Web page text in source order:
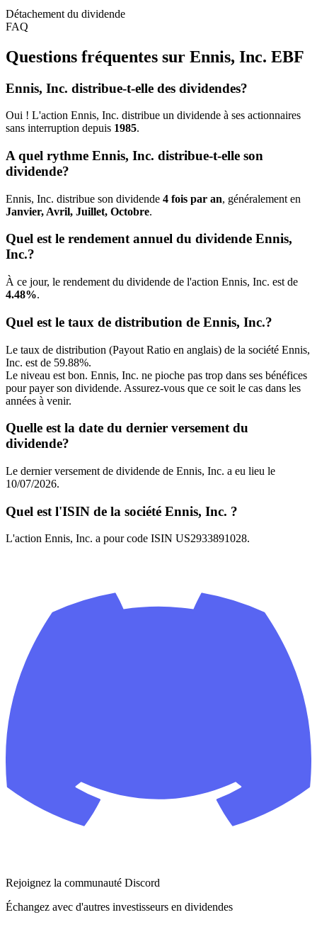
Détachement du dividende
FAQ
Questions fréquentes sur Ennis, Inc. EBF
Ennis, Inc. distribue-t-elle des dividendes?
Oui ! L'action Ennis, Inc. distribue un dividende à ses actionnaires
sans interruption depuis 1985.
A quel rythme Ennis, Inc. distribue-t-elle son
dividende?
Ennis, Inc. distribue son dividende 4 fois par an, généralement en
Janvier, Avril, Juillet, Octobre.
Quel est le rendement annuel du dividende Ennis,
Inc.?
À ce jour, le rendement du dividende de l'action Ennis, Inc. est de
4.48%.
Quel est le taux de distribution de Ennis, Inc.?
Le taux de distribution (Payout Ratio en anglais) de la société Ennis,
Inc. est de 59.88%.
Le niveau est bon. Ennis, Inc. ne pioche pas trop dans ses bénéfices
pour payer son dividende. Assurez-vous que ce soit le cas dans les
années à venir.
Quelle est la date du dernier versement du
dividende?
Le dernier versement de dividende de Ennis, Inc. a eu lieu le
10/07/2026.
Quel est l'ISIN de la société Ennis, Inc. ?
L'action Ennis, Inc. a pour code ISIN US2933891028.
Rejoignez la communauté Discord
Échangez avec d'autres investisseurs en dividendes